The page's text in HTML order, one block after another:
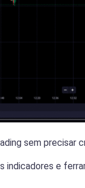
sem precisar
e